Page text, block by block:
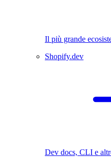
Il più grande
Shopify.dev
Dev docs, CLI e